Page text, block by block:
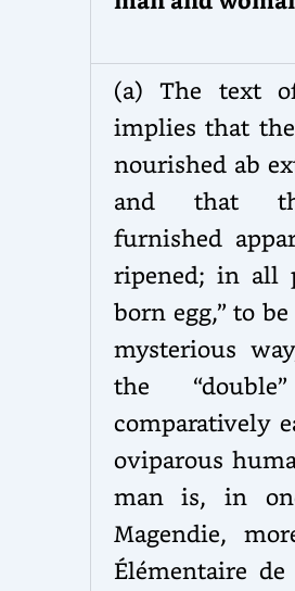
(a) The text
implies that
nourished ab
and that the
furnished
ripened; in all
born egg,” to
mysterious
the
comparatively
oviparous
man is, in one
Magendie,
Élémentaire